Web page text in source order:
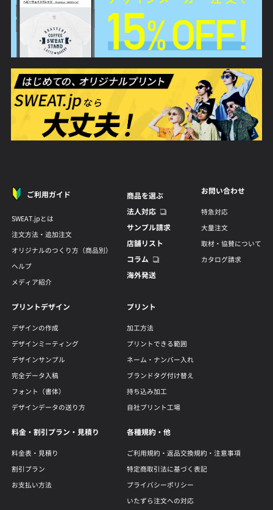
ステッカー ステーショナリー マスク
アイテム一覧
ご利用ガイド
SWEAT.jpとは
注文方法・追加注文
オリジナルのつくり方（商品別）
ヘルプ
メディア紹介
商品を選ぶ
法人対応
サンプル請求
店舗リスト
コラム
海外発送
お問い合わせ
特急対応
大量注文
取材・協賛について
カタログ請求
プリントデザイン
デザインの作成
デザインミーティング
デザインサンプル
完全データ入稿
フォント（書体）
デザインデータの送り方
プリント
加工方法
プリントできる範囲
ネーム・ナンバー入れ
ブランドタグ付け替え
持ち込み加工
自社プリント工場
料金・割引プラン・見積り
料金表・見積り
割引プラン
お支払い方法
各種規約・他
ご利用規約・返品交換規約・注意事項
特定商取引法に基づく表記
プライバシーポリシー
いたずら注文への対応